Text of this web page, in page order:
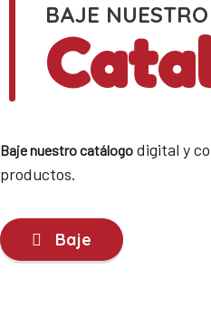
BAJE NUESTRO
Baje nuestro catálogo digital y
productos.
Baje